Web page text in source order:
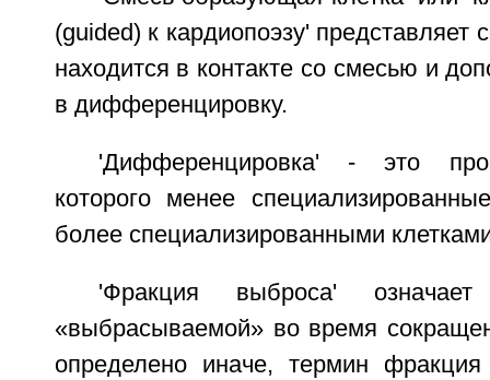
(guided) к кардиопоэзу' представляет
находится в контакте со смесью и
в дифференцировку.
'Дифференцировка' - это
которого менее
более специализированными
'Фракция выброса'
«выбрасываемой» во время
определено иначе, термин фракция